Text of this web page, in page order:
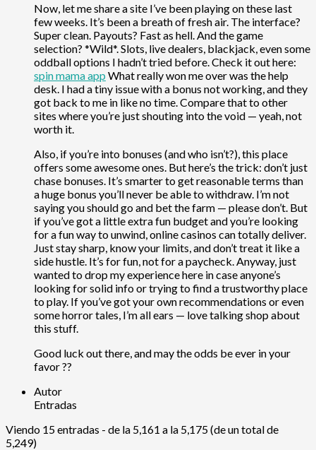
Now, let me share a site I’ve been playing on these last
few weeks. It’s been a breath of fresh air. The interface?
Super clean. Payouts? Fast as hell. And the game
selection? *Wild*. Slots, live dealers, blackjack, even some
oddball options I hadn’t tried before. Check it out here:
spin mama app What really won me over was the help
desk. I had a tiny issue with a bonus not working, and they
got back to me in like no time. Compare that to other
sites where you’re just shouting into the void — yeah, not
worth it.
Also, if you’re into bonuses (and who isn’t?), this place
offers some awesome ones. But here’s the trick: don’t just
chase bonuses. It’s smarter to get reasonable terms than
a huge bonus you’ll never be able to withdraw. I’m not
saying you should go and bet the farm — please don’t. But
if you’ve got a little extra fun budget and you’re looking
for a fun way to unwind, online casinos can totally deliver.
Just stay sharp, know your limits, and don’t treat it like a
side hustle. It’s for fun, not for a paycheck. Anyway, just
wanted to drop my experience here in case anyone’s
looking for solid info or trying to find a trustworthy place
to play. If you’ve got your own recommendations or even
some horror tales, I’m all ears — love talking shop about
this stuff.
Good luck out there, and may the odds be ever in your
favor ??
Autor
Entradas
Viendo 15 entradas - de la 5,161 a la 5,175 (de un total de
5,249)